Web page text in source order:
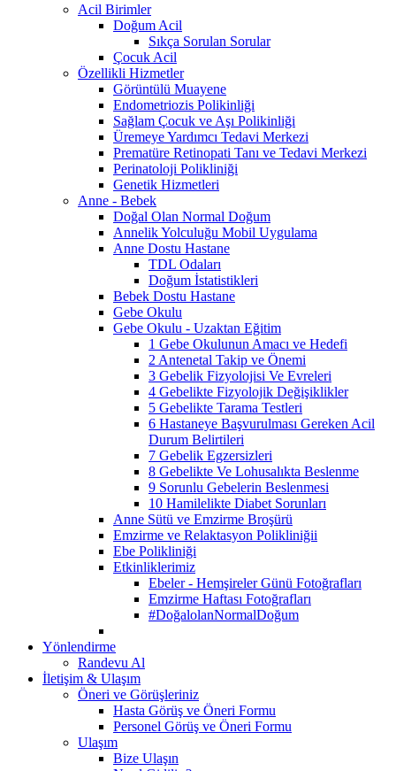
Acil Birimler
Doğum Acil
Sıkça Sorulan Sorular
Çocuk Acil
Özellikli Hizmetler
Görüntülü Muayene
Endometriozis Polikinliği
Sağlam Çocuk ve Aşı Polikinliği
Üremeye Yardımcı Tedavi Merkezi
Prematüre Retinopati Tanı ve Tedavi Merkezi
Perinatoloji Polikliniği
Genetik Hizmetleri
Anne - Bebek
Doğal Olan Normal Doğum
Annelik Yolculuğu Mobil Uygulama
Anne Dostu Hastane
TDL Odaları
Doğum İstatistikleri
Bebek Dostu Hastane
Gebe Okulu
Gebe Okulu - Uzaktan Eğitim
1 Gebe Okulunun Amacı ve Hedefi
2 Antenetal Takip ve Önemi
3 Gebelik Fizyolojisi Ve Evreleri
4 Gebelikte Fizyolojik Değişiklikler
5 Gebelikte Tarama Testleri
6 Hastaneye Başvurulması Gereken Acil
Durum Belirtileri
7 Gebelik Egzersizleri
8 Gebelikte Ve Lohusalıkta Beslenme
9 Sorunlu Gebelerin Beslenmesi
10 Hamilelikte Diabet Sorunları
Anne Sütü ve Emzirme Broşürü
Emzirme ve Relaktasyon Polikliniğii
Ebe Polikliniği
Etkinliklerimiz
Ebeler - Hemşireler Günü Fotoğrafları
Emzirme Haftası Fotoğrafları
#DoğalolanNormalDoğum
Yönlendirme
Randevu Al
İletişim & Ulaşım
Öneri ve Görüşleriniz
Hasta Görüş ve Öneri Formu
Personel Görüş ve Öneri Formu
Ulaşım
Bize Ulaşın